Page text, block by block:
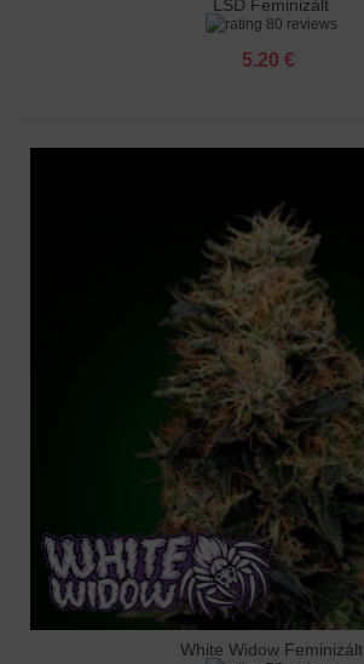
LSD Feminizált
80 reviews
5.20 €
White Widow Feminizált